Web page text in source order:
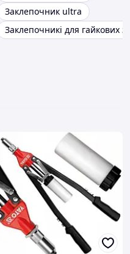
Заклепочник ultra
Заклепочникі для гайкових